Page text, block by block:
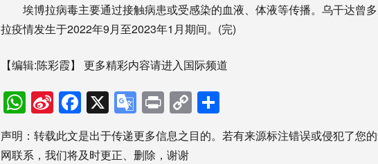
埃博拉病毒主要通过接触病患或受感染的血液、体液等传播。乌干达曾
拉疫情发生于2022年9月至2023年1月期间。(完)
【编辑:陈彩霞】 更多精彩内容请进入国际频道
WhatsApp
Sina
Weibo
Facebook
X Google
Translate
PrintCopy
Link享
声明：转载此文是出于传递更多信息之目的。若有来源标注错误或侵犯了您
网联系，我们将及时更正、删除，谢谢